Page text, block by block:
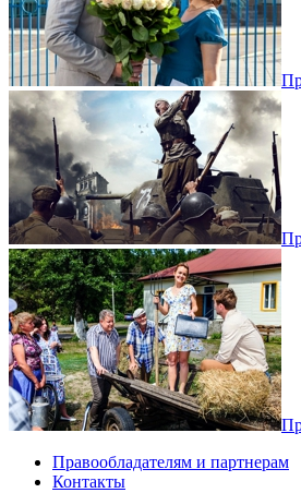
Правообладателям и партнерам
Контакты